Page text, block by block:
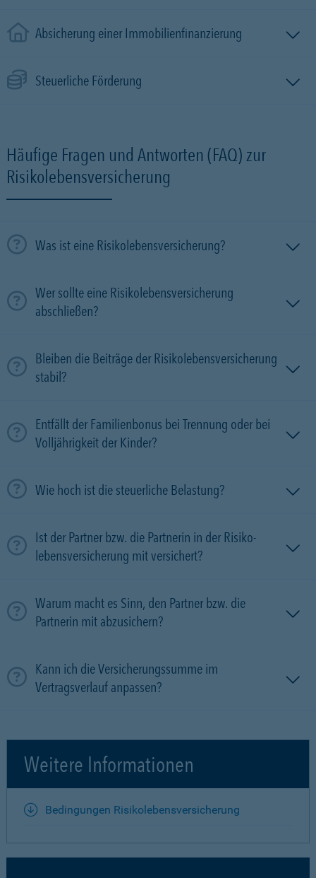
Absicherung einer Immobilien­finanzierung
Steuerliche Förderung
Häufige Fragen und Antworten (FAQ) zur
Risikolebensversicherung
Was ist eine Risikolebensversicherung?
Wer sollte eine Risikolebensversicherung
abschließen?
Bleiben die Beiträge der Risikolebensversicherung
stabil?
Entfällt der Familienbonus bei Trennung oder bei
Volljährigkeit der Kinder?
Wie hoch ist die steuerliche Belastung?
Ist der Partner bzw. die Partnerin in der Risiko­
lebens­versicherung mit versichert?
Warum macht es Sinn, den Partner bzw. die
Partnerin mit ab­zu­sichern?
Kann ich die Versicherungssumme im
Vertragsverlauf anpassen?
Weitere Informationen
Bedingungen Risikolebensversicherung